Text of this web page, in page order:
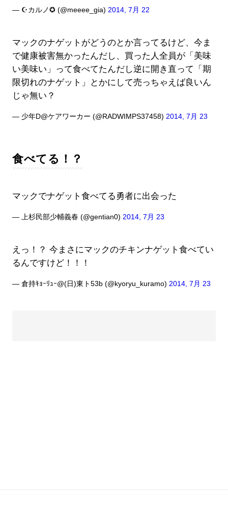
— ☪カルノ✪ (@meeee_gia) 2014, 7月 22
マックのナゲットがどうのとか言ってるけど、今ま
で健康被害無かったんだし、買った人全員が「美味
い美味い」って食べてたんだし逆に開き直って「期
限切れのナゲット」とかにして売っちゃえば良いん
じゃ無い？
— 少年D@ケアワーカー (@RADWIMPS37458) 2014, 7月 23
食べてる！？
マックでナゲット食べてる勇者に出会った
— 上杉民部少輔義春 (@gentian0) 2014, 7月 23
えっ！？ 今まさにマックのチキンナゲット食べてい
るんですけど！！！
— 倉持ｷｮｰﾘｭｰ@(日)東ト53b (@kyoryu_kuramo) 2014, 7月 23